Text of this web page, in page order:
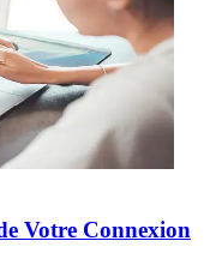
Votre Connexion